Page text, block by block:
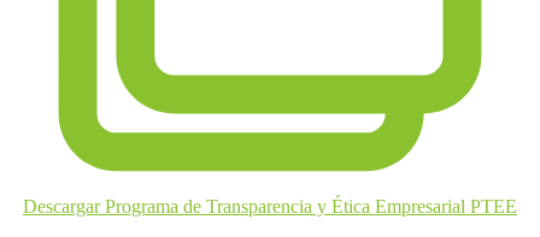
Descargar Programa de Transparencia y Ética Empresarial PTEE